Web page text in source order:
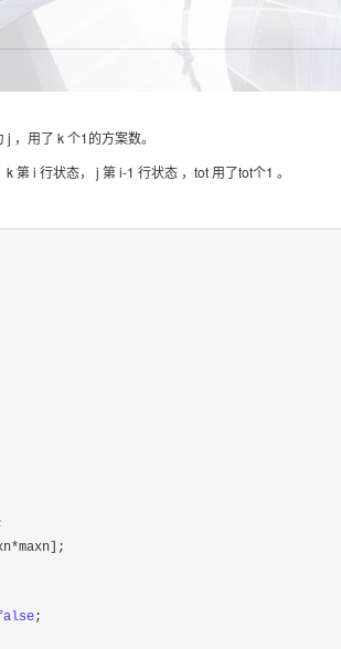
，用了 k 个1的方案数。
第 i 行状态， j 第 i-1 行状态 ，tot 用了tot个1 。
*maxn];
;